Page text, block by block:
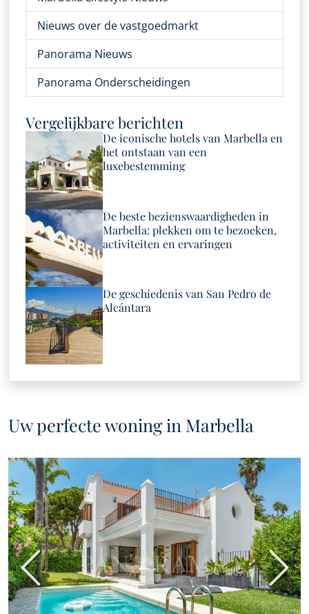
Nieuws over de vastgoedmarkt
Panorama Nieuws
Panorama Onderscheidingen
Vergelijkbare berichten
De iconische hotels van Marbella en
het ontstaan van een
luxebestemming
De beste bezienswaardigheden in
Marbella: plekken om te bezoeken,
activiteiten en ervaringen
De geschiedenis van San Pedro de
Alcántara
Uw perfecte woning in Marbella
Vorige